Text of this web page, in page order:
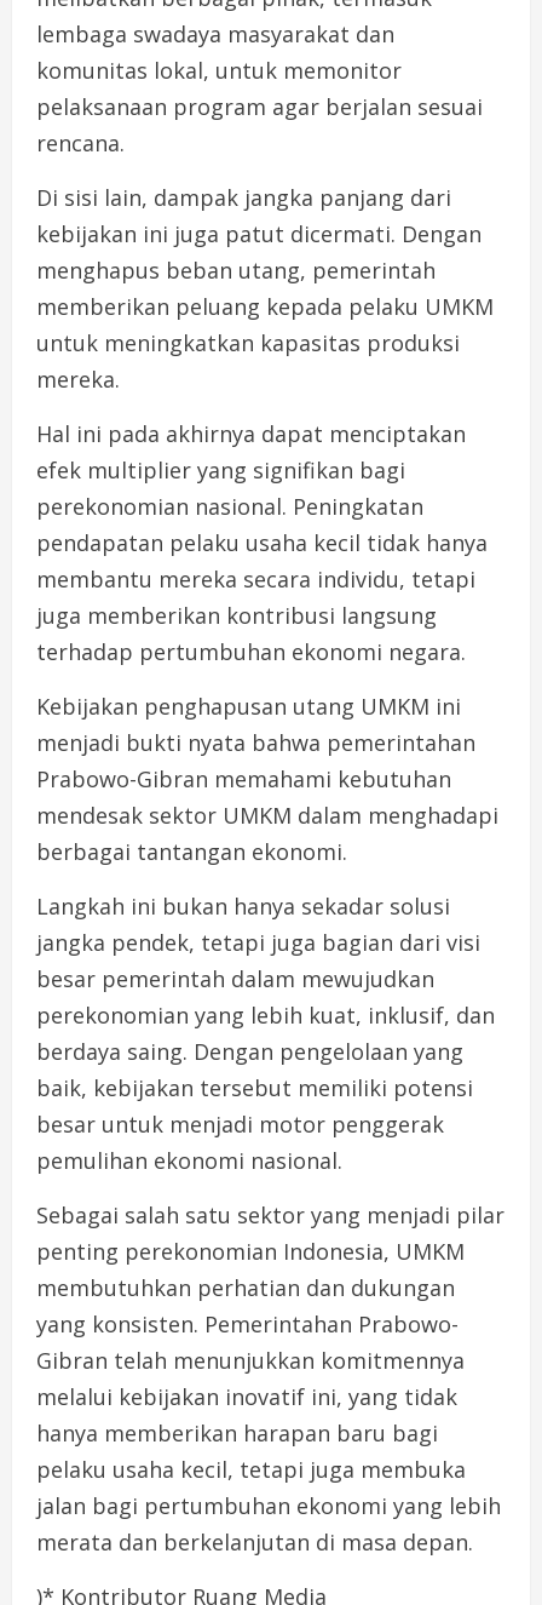
lembaga swadaya masyarakat dan
komunitas lokal, untuk memonitor
pelaksanaan program agar berjalan sesuai
rencana.
Di sisi lain, dampak jangka panjang dari
kebijakan ini juga patut dicermati. Dengan
menghapus beban utang, pemerintah
memberikan peluang kepada pelaku UMKM
untuk meningkatkan kapasitas produksi
mereka.
Hal ini pada akhirnya dapat menciptakan
efek multiplier yang signifikan bagi
perekonomian nasional. Peningkatan
pendapatan pelaku usaha kecil tidak hanya
membantu mereka secara individu, tetapi
juga memberikan kontribusi langsung
terhadap pertumbuhan ekonomi negara.
Kebijakan penghapusan utang UMKM ini
menjadi bukti nyata bahwa pemerintahan
Prabowo-Gibran memahami kebutuhan
mendesak sektor UMKM dalam menghadapi
berbagai tantangan ekonomi.
Langkah ini bukan hanya sekadar solusi
jangka pendek, tetapi juga bagian dari visi
besar pemerintah dalam mewujudkan
perekonomian yang lebih kuat, inklusif, dan
berdaya saing. Dengan pengelolaan yang
baik, kebijakan tersebut memiliki potensi
besar untuk menjadi motor penggerak
pemulihan ekonomi nasional.
Sebagai salah satu sektor yang menjadi pilar
penting perekonomian Indonesia, UMKM
membutuhkan perhatian dan dukungan
yang konsisten. Pemerintahan Prabowo-
Gibran telah menunjukkan komitmennya
melalui kebijakan inovatif ini, yang tidak
hanya memberikan harapan baru bagi
pelaku usaha kecil, tetapi juga membuka
jalan bagi pertumbuhan ekonomi yang lebih
merata dan berkelanjutan di masa depan.
)* Kontributor Ruang Media